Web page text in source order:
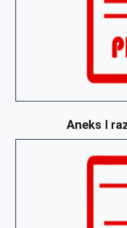
Aneks I